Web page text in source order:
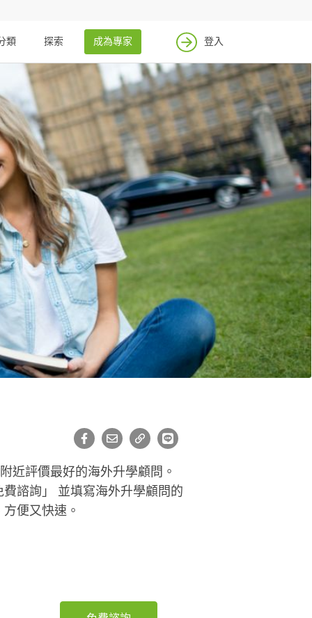
類 探索 成為專家 登入
近評價最好的海外升學顧問。
諮詢」 並填寫海外升學顧問的
便又快速。